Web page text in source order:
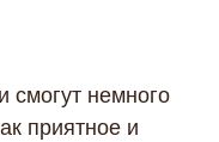
смогут немного
приятное и